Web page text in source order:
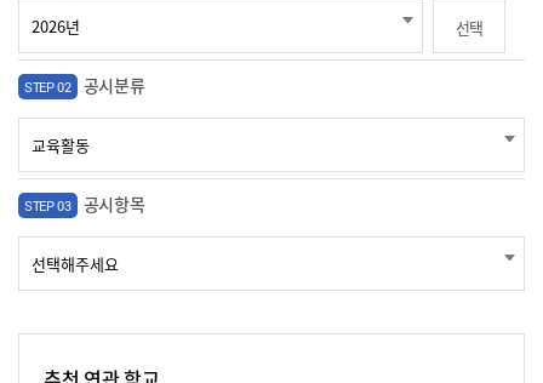
선택
STEP 02 공시분류
STEP 03 공시항목